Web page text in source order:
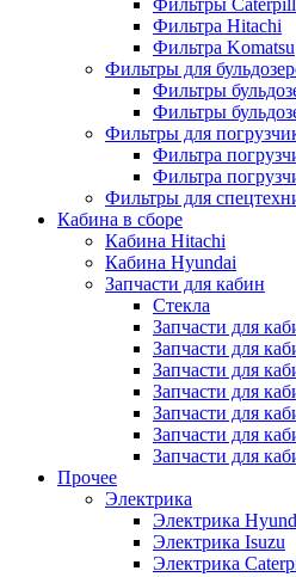
Фильтра Hitachi
Фильтра Komatsu
Фильтры для
Фильтры
Фильтры
Фильтры для
Фильтра
Фильтра
Фильтры для
Кабина в сборе
Кабина Hitachi
Кабина Hyundai
Запчасти для кабин
Стекла
Запчасти для
Запчасти для
Запчасти для
Запчасти для
Запчасти для
Запчасти для
Запчасти для
Прочее
Электрика
Электрика
Электрика Isuzu
Электрика